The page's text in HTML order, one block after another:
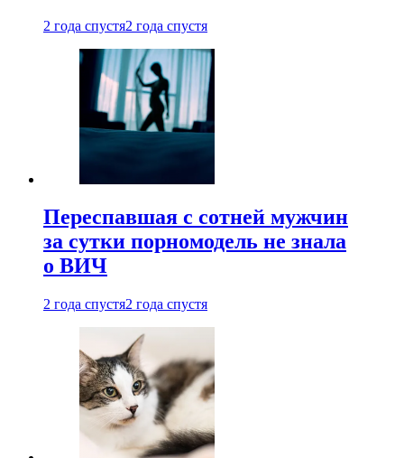
2 года спустя2 года спустя
Переспавшая с сотней мужчин
за сутки порномодель не знала
о ВИЧ
2 года спустя2 года спустя